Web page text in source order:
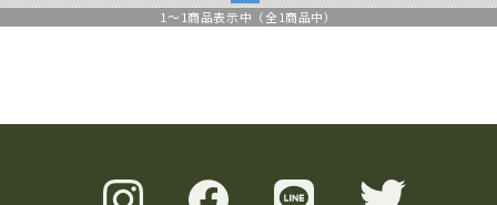
1 ～ 1商品表示中（全 1商品中）